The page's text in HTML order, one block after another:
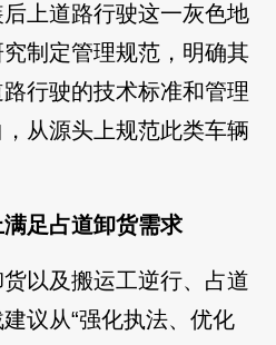
上道路行驶这一灰色地
制定管理规范，明确其
行驶的技术标准和管理
从源头上规范此类车辆
足占道卸货需求
以及搬运工逆行、占道
议从“强化执法、优化